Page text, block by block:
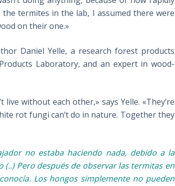
termites in the lab, I assumed there were
on their one.»
Daniel Yelle, a research forest products
Laboratory, and an expert in wood-
without each other,» says Yelle. «They’re
rot fungi can’t do in nature. Together they
no estaba haciendo nada, debido a la
Pero después de observar las termitas en
Los hongos simplemente no pueden